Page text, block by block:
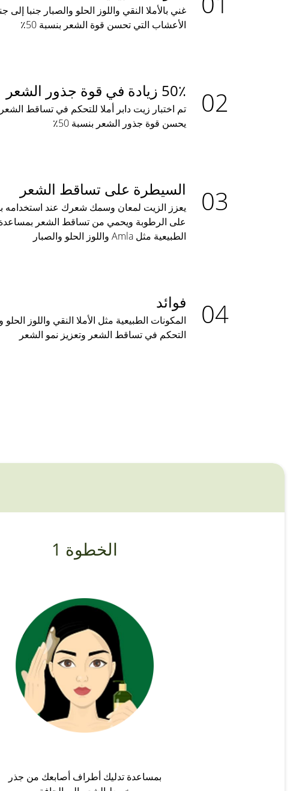
الأعشاب التي تحسن قوة الشعر بنسبة 50٪
50٪ زيادة في قوة جذور الشعر
تم اختبار زيت دابر أملا للتحكم في تساقط
يحسن قوة جذور الشعر بنسبة 50٪
السيطرة على تساقط الشعر
يعزز الزيت لمعان وسمك شعرك عند استخدامه
على الرطوبة ويحمي من تساقط الشعر
الطبيعية مثل Amla واللوز الحلو والصبار
فوائد
المكونات الطبيعية مثل الأملا النقي واللوز
التحكم في تساقط الشعر وتعزيز نمو الشعر
الخطوة 1
بمساعدة تدليك أطراف أصابعك من جذر